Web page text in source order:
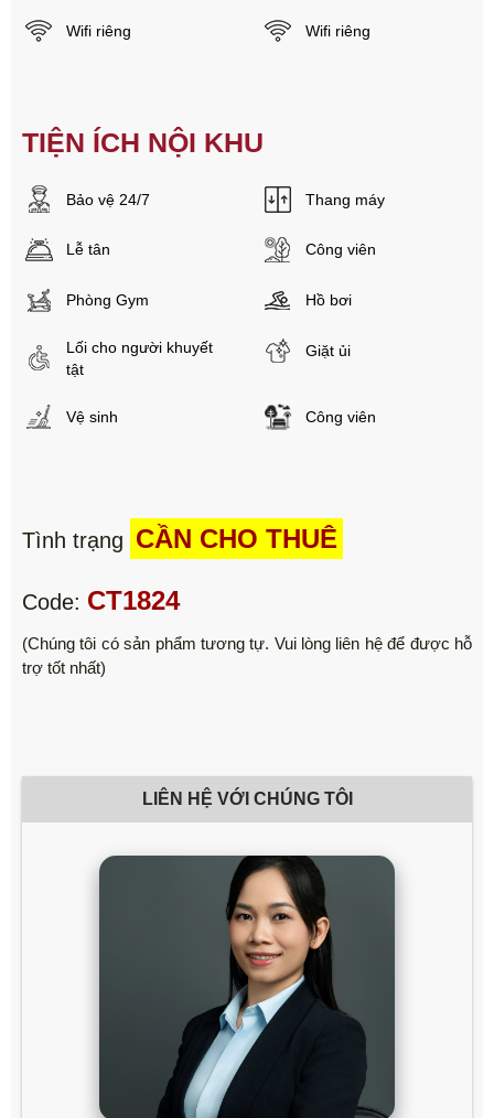
Wifi riêng Wifi riêng
TIỆN ÍCH NỘI KHU
Bảo vệ 24/7 Thang máy
Lễ tân Công viên
Phòng Gym Hồ bơi
Lối cho người khuyết
tật
Giặt ủi
Vệ sinh Công viên
Tình trạng CẦN CHO THUÊ
Code: CT1824
(Chúng tôi có sản phẩm tương tự. Vui lòng liên hệ để được hỗ
trợ tốt nhất)
LIÊN HỆ VỚI CHÚNG TÔI